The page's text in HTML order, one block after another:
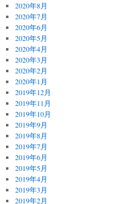
2020年8月
2020年7月
2020年6月
2020年5月
2020年4月
2020年3月
2020年2月
2020年1月
2019年12月
2019年11月
2019年10月
2019年9月
2019年8月
2019年7月
2019年6月
2019年5月
2019年4月
2019年3月
2019年2月